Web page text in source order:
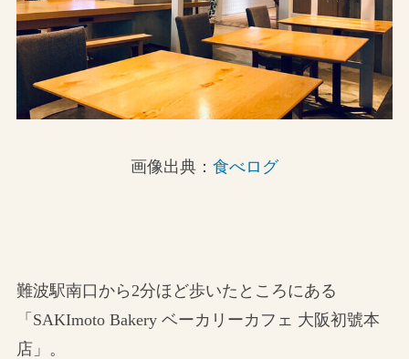
画像出典： 食べログ
難波駅南口から2分ほど歩いたところにある
「SAKImoto Bakery ベーカリーカフェ 大阪初號本
店」。